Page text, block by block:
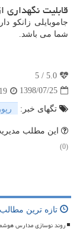
قابلیت نگهداری
جاموبایلی زانکو
شما می باشد.
5.0
/
5
1398/07/25
تگهای خبر:
این مطلب
(0)
تازه ترین
روند نوسازی مدارس